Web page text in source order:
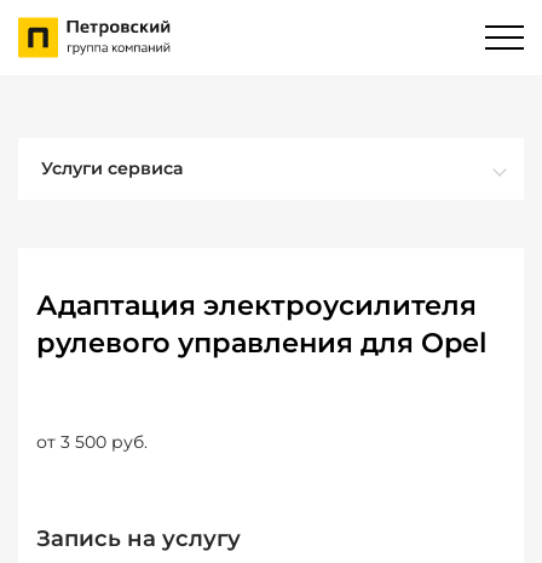
Услуги сервиса
Адаптация электроусилителя
рулевого управления для Opel
от 3 500 руб.
Запись на услугу